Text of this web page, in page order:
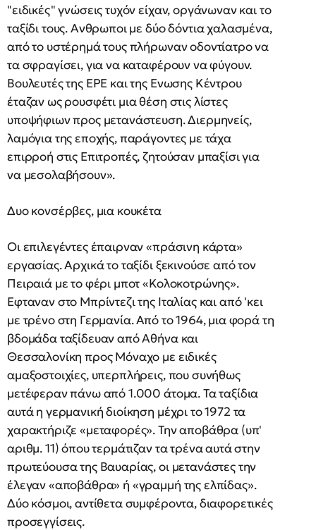
"ειδικές" γνώσεις τυχόν είχαν, οργάνωναν και το
ταξίδι τους. Ανθρωποι με δύο δόντια χαλασμένα,
από το υστέρημά τους πλήρωναν οδοντίατρο να
τα σφραγίσει, για να καταφέρουν να φύγουν.
Βουλευτές της ΕΡΕ και της Ενωσης Κέντρου
έταζαν ως ρουσφέτι μια θέση στις λίστες
υποψήφιων προς μετανάστευση. Διερμηνείς,
λαμόγια της εποχής, παράγοντες με τάχα
επιρροή στις Επιτροπές, ζητούσαν μπαξίσι για
να μεσολαβήσουν».
Δυο κονσέρβες, μια κουκέτα
Οι επιλεγέντες έπαιρναν «πράσινη κάρτα»
εργασίας. Αρχικά το ταξίδι ξεκινούσε από τον
Πειραιά με το φέρι μποτ «Κολοκοτρώνης».
Εφταναν στο Μπρίντεζι της Ιταλίας και από 'κει
με τρένο στη Γερμανία. Από το 1964, μια φορά τη
βδομάδα ταξίδευαν από Αθήνα και
Θεσσαλονίκη προς Μόναχο με ειδικές
αμαξοστοιχίες, υπερπλήρεις, που συνήθως
μετέφεραν πάνω από 1.000 άτομα. Τα ταξίδια
αυτά η γερμανική διοίκηση μέχρι το 1972 τα
χαρακτήριζε «μεταφορές». Την αποβάθρα (υπ'
αριθμ. 11) όπου τερμάτιζαν τα τρένα αυτά στην
πρωτεύουσα της Βαυαρίας, οι μετανάστες την
έλεγαν «αποβάθρα» ή «γραμμή της ελπίδας».
Δύο κόσμοι, αντίθετα συμφέροντα, διαφορετικές
προσεγγίσεις.